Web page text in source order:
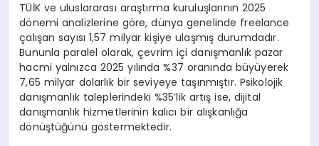
TÜİK ve uluslararası araştırma kuruluşlarının 2025
dönemi analizlerine göre, dünya genelinde freelance
çalışan sayısı 1,57 milyar kişiye ulaşmış durumdadır.
Bununla paralel olarak, çevrim içi danışmanlık pazar
hacmi yalnızca 2025 yılında %37 oranında büyüyerek
7,65 milyar dolarlık bir seviyeye taşınmıştır. Psikolojik
danışmanlık taleplerindeki %35’lik artış ise, dijital
danışmanlık hizmetlerinin kalıcı bir alışkanlığa
dönüştüğünü göstermektedir.